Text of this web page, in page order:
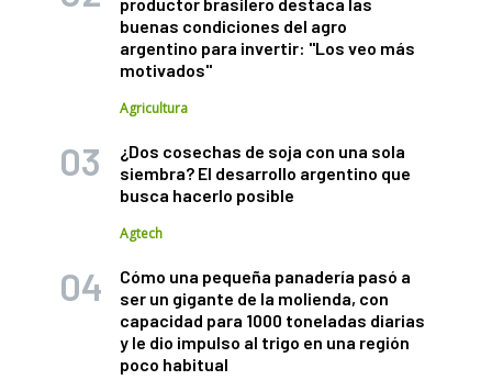
buenas condiciones del agro
argentino para invertir: "Los veo más
motivados"
Agricultura
¿Dos cosechas de soja con una sola
siembra? El desarrollo argentino que
busca hacerlo posible
Agtech
Cómo una pequeña panadería pasó a
ser un gigante de la molienda, con
capacidad para 1000 toneladas diarias
y le dio impulso al trigo en una región
poco habitual